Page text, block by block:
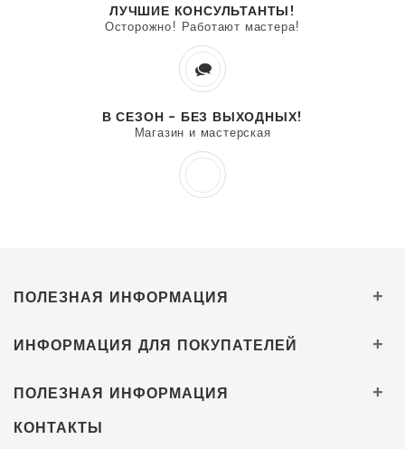
ЛУЧШИЕ КОНСУЛЬТАНТЫ!
Осторожно! Работают мастера!
В СЕЗОН - БЕЗ ВЫХОДНЫХ!
Магазин и мастерская
ПОЛЕЗНАЯ ИНФОРМАЦИЯ +
ИНФОРМАЦИЯ ДЛЯ ПОКУПАТЕЛЕЙ +
ПОЛЕЗНАЯ ИНФОРМАЦИЯ +
КОНТАКТЫ